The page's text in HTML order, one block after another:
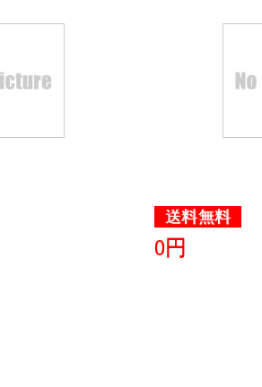
送料無料
0円